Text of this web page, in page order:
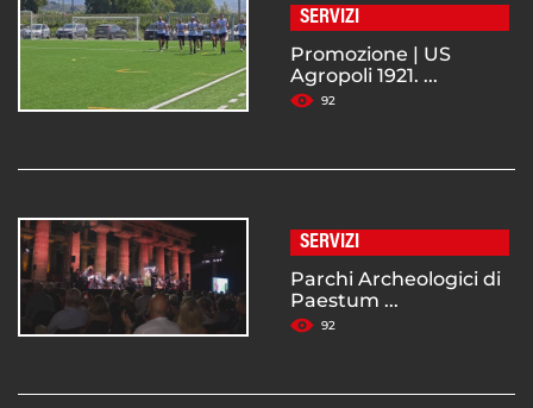
SERVIZI
Promozione | US
Agropoli 1921. ...
92
SERVIZI
Parchi Archeologici di
Paestum ...
92